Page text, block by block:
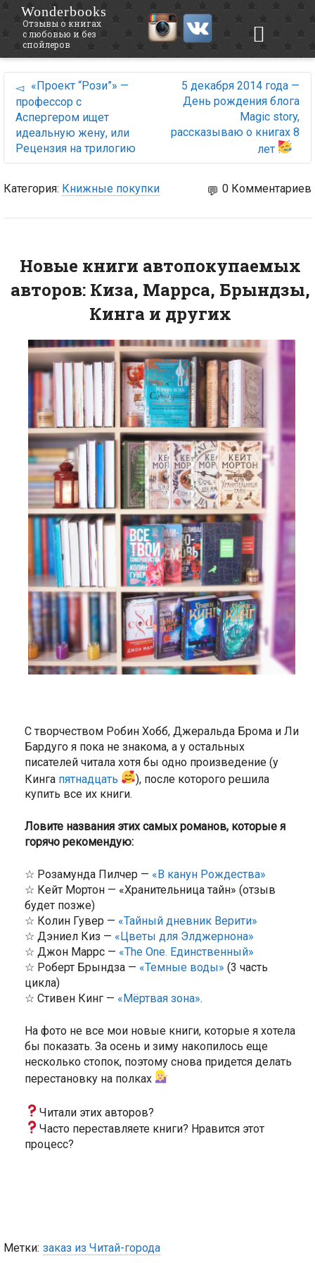
Wonderbooks
Отзывы о книгах
с любовью и без
спойлеров
«Проект “Рози”» —
профессор с
Аспергером ищет
идеальную жену, или
Рецензия на трилогию
5 декабря 2014 года —
День рождения блога
Magic story,
рассказываю о книгах 8
лет
Категория: Книжные покупки 0 Комментариев
Новые книги автопокупаемых
авторов: Киза, Маррса, Брындзы,
Кинга и других
С творчеством Робин Хобб, Джеральда Брома и Ли
Бардуго я пока не знакома, а у остальных
писателей читала хотя бы одно произведение (у
Кинга пятнадцать
), после которого решила
купить все их книги.
Ловите названия этих самых романов, которые я
горячо рекомендую:
☆ Розамунда Пилчер — «В канун Рождества»
☆ Кейт Мортон — «Хранительница тайн» (отзыв
будет позже)
☆ Колин Гувер — «Тайный дневник Верити»
☆ Дэниел Киз — «Цветы для Элджернона»
☆ Джон Маррс — «The One. Единственный»
☆ Роберт Брындза — «Темные воды» (3 часть
цикла)
☆ Стивен Кинг — «Мёртвая зона».
На фото не все мои новые книги, которые я хотела
бы показать. За осень и зиму накопилось еще
несколько стопок, поэтому снова придется делать
перестановку на полках
Читали этих авторов?
Часто переставляете книги? Нравится этот
процесс?
Метки: заказ из Читай-города